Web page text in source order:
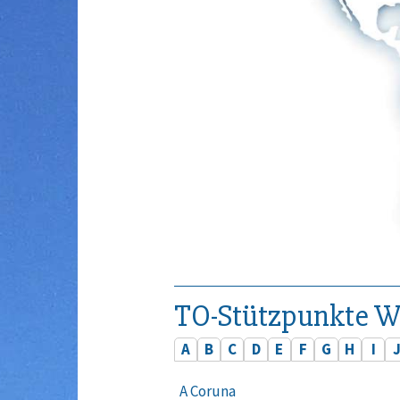
TO-Stützpunkte
A B C D E F G H I J
A Coruna